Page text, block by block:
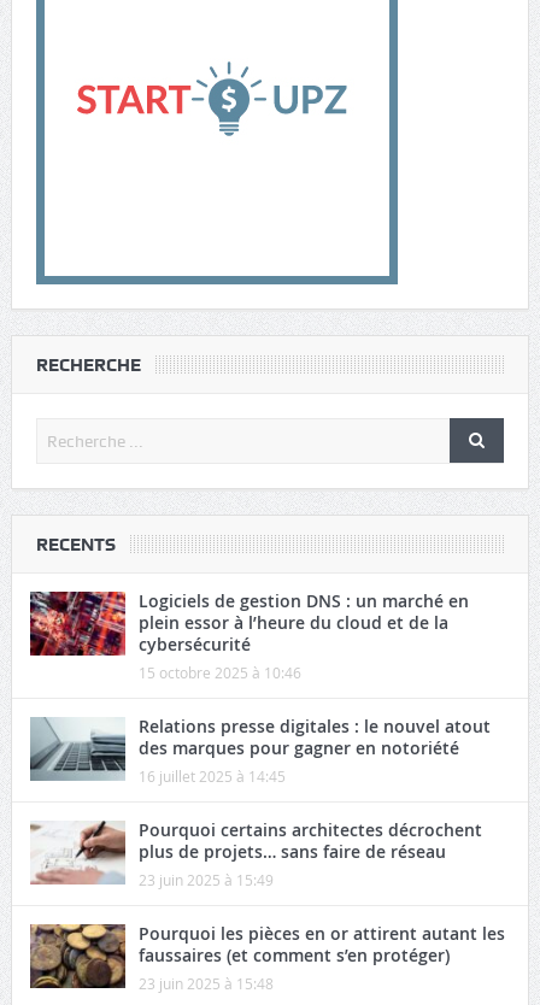
RECHERCHE
RECENTS
Logiciels de gestion DNS : un marché en
plein essor à l’heure du cloud et de la
cybersécurité
15 octobre 2025 à 10:46
Relations presse digitales : le nouvel atout
des marques pour gagner en notoriété
16 juillet 2025 à 14:45
Pourquoi certains architectes décrochent
plus de projets… sans faire de réseau
23 juin 2025 à 15:49
Pourquoi les pièces en or attirent autant les
faussaires (et comment s’en protéger)
23 juin 2025 à 15:48